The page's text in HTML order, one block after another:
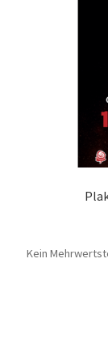
Kein